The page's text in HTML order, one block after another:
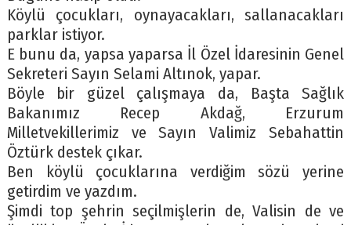
Köylü çocukları, oynayacakları, sallanacakları
parklar istiyor.
E bunu da, yapsa yaparsa İl Özel İdaresinin Genel
Sekreteri Sayın Selami Altınok, yapar.
Böyle bir güzel çalışmaya da, Başta Sağlık
Bakanımız Recep Akdağ, Erzurum
Milletvekillerimiz ve Sayın Valimiz Sebahattin
Öztürk destek çıkar.
Ben köylü çocuklarına verdiğim sözü yerine
getirdim ve yazdım.
Şimdi top şehrin seçilmişlerin de, Valisin de ve